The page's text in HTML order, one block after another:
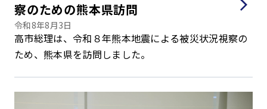
察のための熊本県訪問
令和8年8月3日
高市総理は、令和８年熊本地震による被災状況視察の
ため、熊本県を訪問しました。